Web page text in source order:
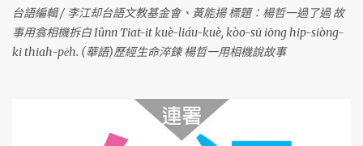
台語編輯 / 李江却台語文教基金會、黃能揚 標題：楊哲一過了過 故
事用翕相機拆白 Iûnn Tiat-it kuè-liáu-kuè, kòo-sū iōng hip-siòng-
ki thiah-pe̍h. (華語)歷經生命淬鍊 楊哲一用相機說故事